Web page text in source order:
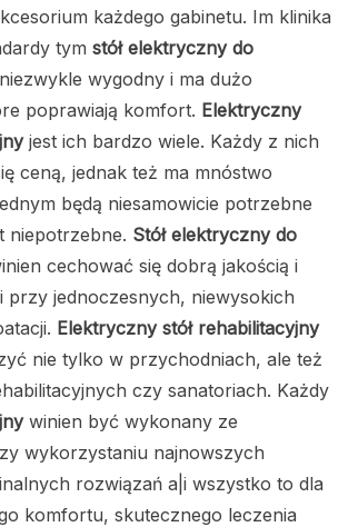
każdego gabinetu. Im klinika
tym stół elektryczny do
wygodny i ma dużo
poprawiają komfort. Elektryczny
jest ich bardzo wiele. Każdy z nich
ceną, jednak też ma mnóstwo
będą niesamowicie potrzebne
niepotrzebne. Stół elektryczny do
cechować się dobrą jakością i
przy jednoczesnych, niewysokich
Elektryczny stół rehabilitacyjny
nie tylko w przychodniach, ale też
czy sanatoriach. Każdy
winien być wykonany ze
wykorzystaniu najnowszych
rozwiązań a|i wszystko to dla
komfortu, skutecznego leczenia